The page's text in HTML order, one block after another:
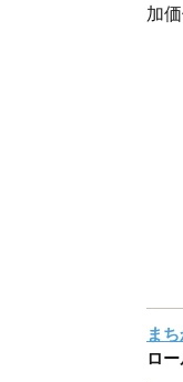
加
ま
ロ